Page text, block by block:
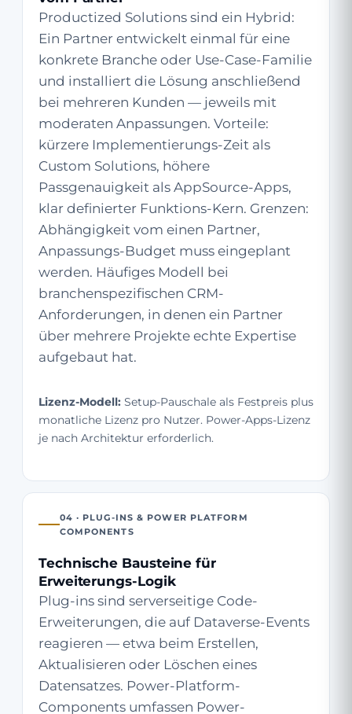
Productized Solutions sind ein Hybrid:
Ein Partner entwickelt einmal für eine
konkrete Branche oder Use-Case-Familie
und installiert die Lösung anschließend
bei mehreren Kunden — jeweils mit
moderaten Anpassungen. Vorteile:
kürzere Implementierungs-Zeit als
Custom Solutions, höhere
Passgenauigkeit als AppSource-Apps,
klar definierter Funktions-Kern. Grenzen:
Abhängigkeit vom einen Partner,
Anpassungs-Budget muss eingeplant
werden. Häufiges Modell bei
branchenspezifischen CRM-
Anforderungen, in denen ein Partner
über mehrere Projekte echte Expertise
aufgebaut hat.
Lizenz-Modell: Setup-Pauschale als Festpreis plus
monatliche Lizenz pro Nutzer. Power-Apps-Lizenz
je nach Architektur erforderlich.
04 · PLUG-INS & POWER PLATFORM
COMPONENTS
Technische Bausteine für
Erweiterungs-Logik
Plug-ins sind serverseitige Code-
Erweiterungen, die auf Dataverse-Events
reagieren — etwa beim Erstellen,
Aktualisieren oder Löschen eines
Datensatzes. Power-Platform-
Components umfassen Power-